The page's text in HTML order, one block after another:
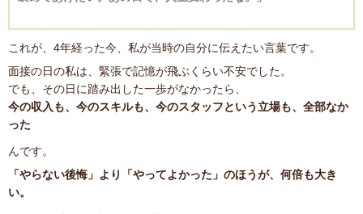
これが、4年経った今、私が当時の自分に伝えたい言葉です。
面接の日の私は、緊張で記憶が飛ぶくらい不安でした。
でも、その日に踏み出した一歩がなかったら、
今の収入も、今のスキルも、今のスタッフという立場も、全部なか
った
んです。
「やらない後悔」より「やってよかった」のほうが、何倍も大き
い。